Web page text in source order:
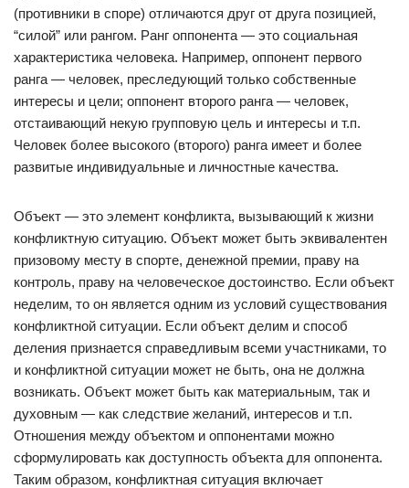
(противники в споре) отличаются друг от друга позицией,
“силой” или рангом. Ранг оппонента — это социальная
характеристика человека. Например, оппонент первого
ранга — человек, преследующий только собственные
интересы и цели; оппонент второго ранга — человек,
отстаивающий некую групповую цель и интересы и т.п.
Человек более высокого (второго) ранга имеет и более
развитые индивидуальные и личностные качества.
Объект — это элемент конфликта, вызывающий к жизни
конфликтную ситуацию. Объект может быть эквивалентен
призовому месту в спорте, денежной премии, праву на
контроль, праву на человеческое достоинство. Если объект
неделим, то он является одним из условий существования
конфликтной ситуации. Если объект делим и способ
деления признается справедливым всеми участниками, то
и конфликтной ситуации может не быть, она не должна
возникать. Объект может быть как материальным, так и
духовным — как следствие желаний, интересов и т.п.
Отношения между объектом и оппонентами можно
сформулировать как доступность объекта для оппонента.
Таким образом, конфликтная ситуация включает